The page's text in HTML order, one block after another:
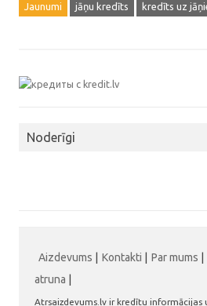
Jaunumi jāņu kredīts kredīts uz
Noderīgi
Aizdevums Kontakti Par mums
atruna
Atrsaizdevums.lv ir kredītu informācijas